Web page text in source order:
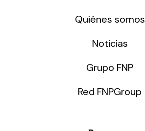
Quiénes somos
Noticias
Grupo FNP
Red FNPGroup